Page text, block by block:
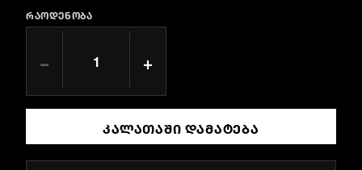
ᲠᲐᲝᲓᲔᲜᲝᲑᲐ
− +
ᲙᲐᲚᲐᲗᲐᲨᲘ ᲓᲐᲛᲐᲢᲔᲑᲐ